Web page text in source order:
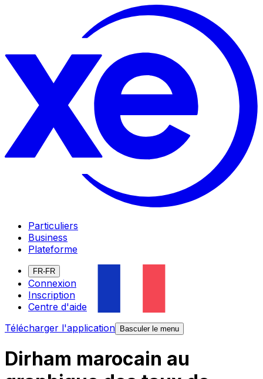
Particuliers
Business
Plateforme
FR-FR
Connexion
Inscription
Centre d'aide
Télécharger l'application
Basculer le menu
Dirham marocain au